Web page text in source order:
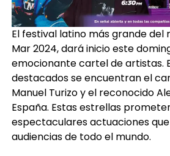
El festival latino más grande del
Mar 2024, dará inicio este
emocionante cartel de artistas.
destacados se encuentran el
Manuel Turizo y el reconocido
España. Estas estrellas
espectaculares actuaciones
audiencias de todo el mundo.